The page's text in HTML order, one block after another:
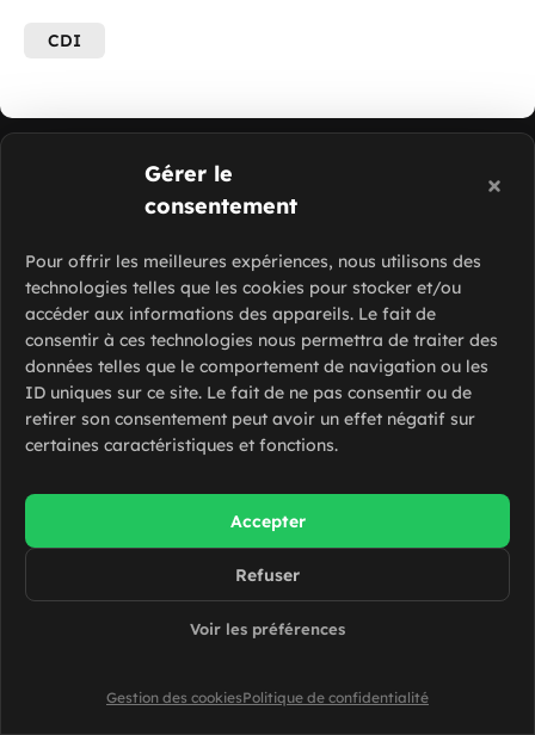
Gérer le
consentement
Pour offrir les meilleures expériences, nous utilisons des
technologies telles que les cookies pour stocker et/ou
accéder aux informations des appareils. Le fait de
consentir à ces technologies nous permettra de traiter des
données telles que le comportement de navigation ou les
ID uniques sur ce site. Le fait de ne pas consentir ou de
retirer son consentement peut avoir un effet négatif sur
certaines caractéristiques et fonctions.
Accepter
Refuser
Voir les préférences
Gestion des cookiesPolitique de confidentialité
CDI
Boulanger – H/F
De 13 à 16 euros par heure Intérim
Valet de chambre – H/F
De 12.31 à 13 euros par heure